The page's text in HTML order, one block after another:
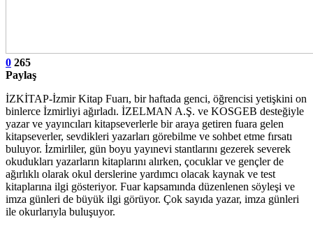
0 265
Paylaş
İZKİTAP-İzmir Kitap Fuarı, bir haftada genci, öğrencisi yetişkini on
binlerce İzmirliyi ağırladı. İZELMAN A.Ş. ve KOSGEB desteğiyle
yazar ve yayıncıları kitapseverlerle bir araya getiren fuara gelen
kitapseverler, sevdikleri yazarları görebilme ve sohbet etme fırsatı
buluyor. İzmirliler, gün boyu yayınevi stantlarını gezerek severek
okudukları yazarların kitaplarını alırken, çocuklar ve gençler de
ağırlıklı olarak okul derslerine yardımcı olacak kaynak ve test
kitaplarına ilgi gösteriyor. Fuar kapsamında düzenlenen söyleşi ve
imza günleri de büyük ilgi görüyor. Çok sayıda yazar, imza günleri
ile okurlarıyla buluşuyor.